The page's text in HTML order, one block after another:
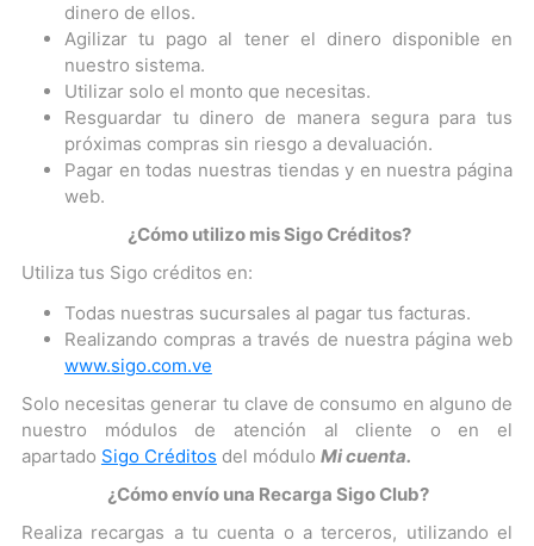
dinero de ellos.
Agilizar tu pago al tener el dinero disponible en
nuestro sistema.
Utilizar solo el monto que necesitas.
Resguardar tu dinero de manera segura para tus
próximas compras sin riesgo a devaluación.
Pagar en todas nuestras tiendas y en nuestra página
web.
¿Cómo utilizo mis Sigo Créditos?
Utiliza tus Sigo créditos en:
Todas nuestras sucursales al pagar tus facturas.
Realizando compras a través de nuestra página web
www.sigo.com.ve
Solo necesitas generar tu clave de consumo en alguno de
nuestro módulos de atención al cliente o en el
apartado Sigo Créditos del módulo Mi cuenta.
¿Cómo envío una Recarga Sigo Club?
Realiza recargas a tu cuenta o a terceros, utilizando el